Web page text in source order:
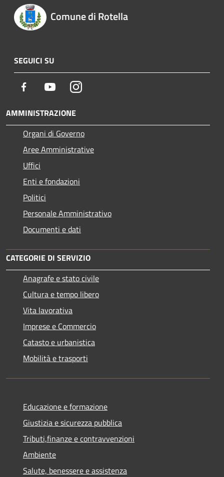
Comune di Rotella
SEGUICI SU
Facebook YoutubeInstagram
AMMINISTRAZIONE
Organi di Governo
Aree Amministrative
Uffici
Enti e fondazioni
Politici
Personale Amministrativo
Documenti e dati
CATEGORIE DI SERVIZIO
Anagrafe e stato civile
Cultura e tempo libero
Vita lavorativa
Imprese e Commercio
Catasto e urbanistica
Mobilità e trasporti
Educazione e formazione
Giustizia e sicurezza pubblica
Tributi,finanze e contravvenzioni
Ambiente
Salute, benessere e assistenza